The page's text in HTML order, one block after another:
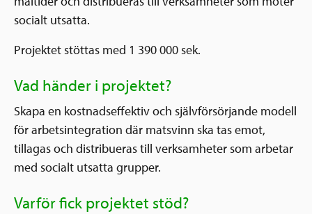
socialt utsatta.
Projektet stöttas med 1 390 000 sek.
Vad händer i projektet?
Skapa en kostnadseffektiv och självförsörjande modell
för arbetsintegration där matsvinn ska tas emot,
tillagas och distribueras till verksamheter som arbetar
med socialt utsatta grupper.
Varför fick projektet stöd?